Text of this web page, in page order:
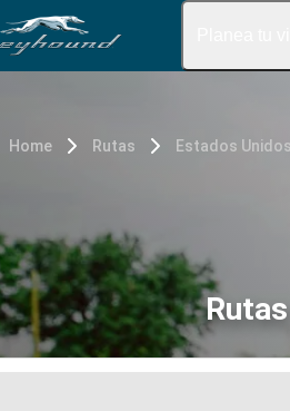
Home Rutas Estados Unidos